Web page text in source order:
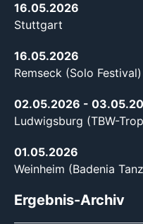
16.05.2026
Stuttgart
16.05.2026
Remseck (Solo Festival)
02.05.2026 -
Ludwigsburg (TBW-
01.05.2026
Weinheim (Badenia
Ergebnis-Archiv